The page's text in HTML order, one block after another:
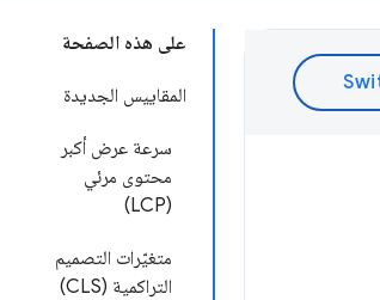
على هذه الصفحة
المقاييس الجديدة
سرعة عرض أكبر
محتوى مرئي
(LCP)
متغيّرات التصميم
التراكمية (CLS)